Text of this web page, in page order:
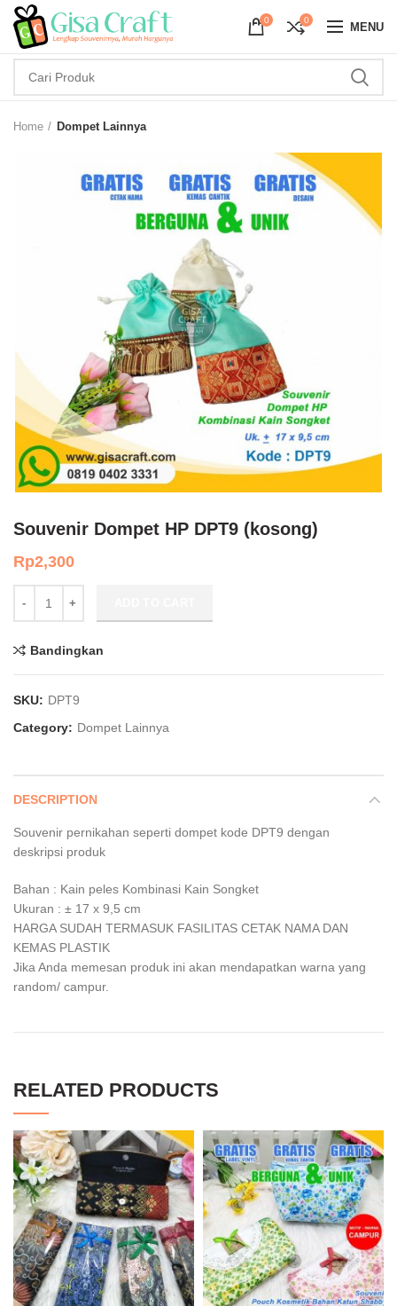
0 0 MENU
Home Dompet Lainnya
Souvenir Dompet HP DPT9 (kosong)
Rp2,300
Bandingkan
SKU: DPT9
Category: Dompet Lainnya
DESCRIPTION
Souvenir pernikahan seperti dompet kode DPT9 dengan
deskripsi produk
Bahan : Kain peles Kombinasi Kain Songket
Ukuran : ± 17 x 9,5 cm
HARGA SUDAH TERMASUK FASILITAS CETAK NAMA DAN
KEMAS PLASTIK
Jika Anda memesan produk ini akan mendapatkan warna yang
random/ campur.
RELATED PRODUCTS